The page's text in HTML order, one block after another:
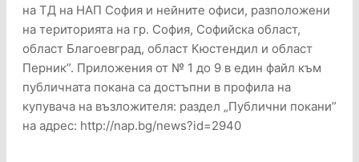
на ТД на НАП София и нейните офиси, разположени
на територията на гр. София, Софийска област,
област Благоевград, област Кюстендил и област
Перник”. Приложения от № 1 до 9 в един файл към
публичната покана са достъпни в профила на
купувача на възложителя: раздел „Публични покани”
на адрес: http://nap.bg/news?id=2940